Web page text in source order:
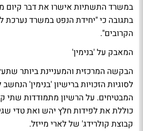
במשרד התשתיות אישרו את דבר קיום
בתגובה כי "יחידת הנפט במשרד נערכת
הקרובים".
המאבק על 'בנימין'
הבקשה המרכזית והמעניינת ביותר
לסוגיות הזכויות ברישיון 'בנימין'
המבטיחים. על הרשיון מתמודדות שתי
כוללת את לפידות חלץ יהש ואת טדי
קבוצת קולרידג' של לארי מייזל.